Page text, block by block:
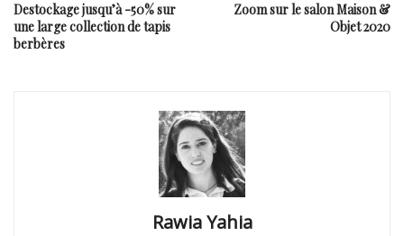
Destockage jusqu’à -50% sur
une large collection de tapis
berbères
Zoom sur le salon Maison &
Objet 2020
Rawia Yahia